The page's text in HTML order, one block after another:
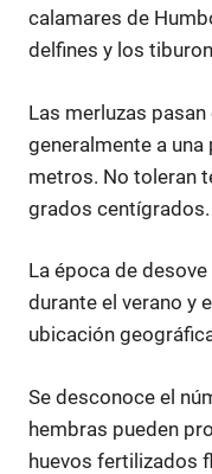
calamares de
delfines y los
Las merluzas
generalmente a
metros. No toleran
grados centígrados.
La época de
durante el verano y
ubicación
Se desconoce el
hembras pueden
huevos fertilizados